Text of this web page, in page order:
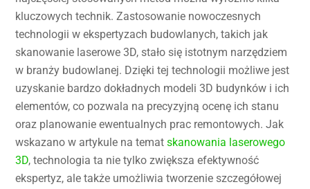
kluczowych technik. Zastosowanie nowoczesnych
technologii w ekspertyzach budowlanych, takich jak
skanowanie laserowe 3D, stało się istotnym narzędziem
w branży budowlanej. Dzięki tej technologii możliwe jest
uzyskanie bardzo dokładnych modeli 3D budynków i ich
elementów, co pozwala na precyzyjną ocenę ich stanu
oraz planowanie ewentualnych prac remontowych. Jak
wskazano w artykule na tematskanowania laserowego
3D, technologia ta nie tylko zwiększa efektywność
ekspertyz, ale także umożliwia tworzenie szczegółowej